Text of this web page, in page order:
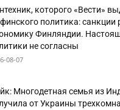
которого «Вести»
политика:
Финляндии.
не согласны
08-07
Многодетная семья из
от Украины